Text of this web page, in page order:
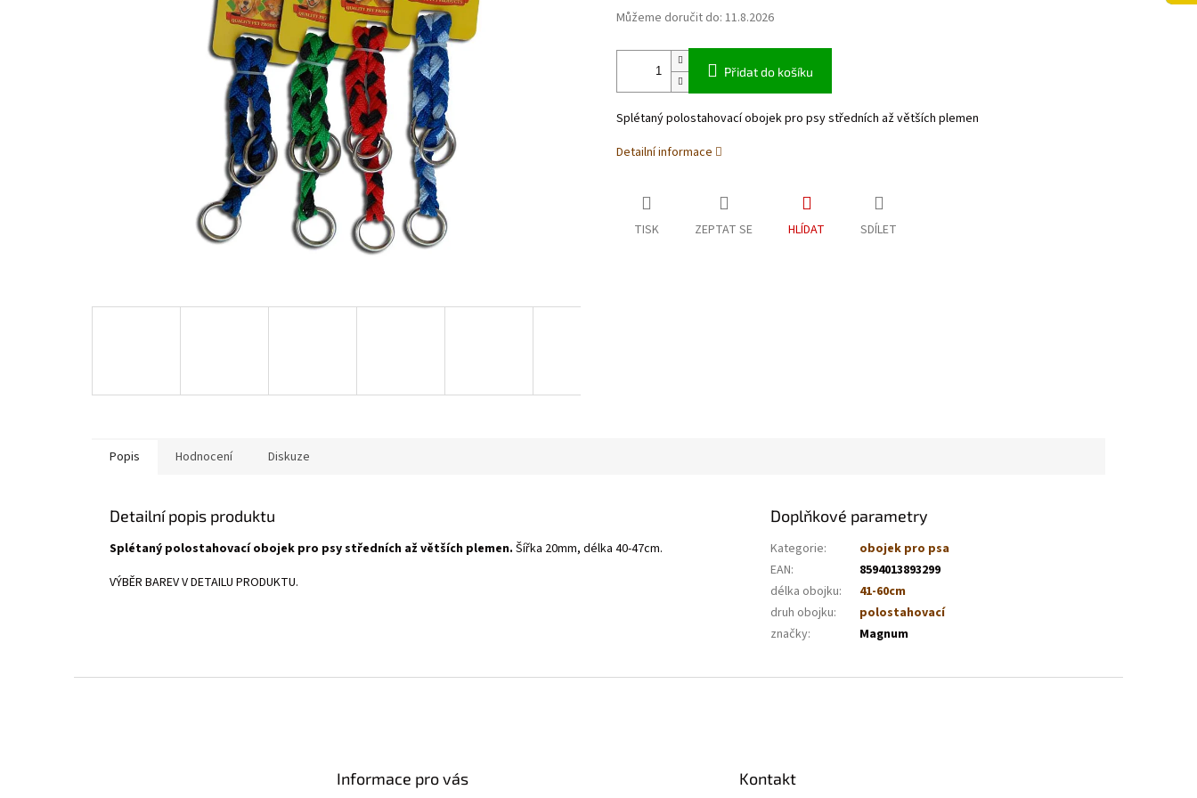
Můžeme doručit do: 11.8.2026
Přidat do košíku
Splétaný polostahovací obojek pro psy středních až větších plemen
Detailní informace
TISK ZEPTAT SE HLÍDAT SDÍLET
Popis Hodnocení Diskuze
Detailní popis produktu
Splétaný polostahovací obojek pro psy středních až větších plemen. Šířka 20mm, délka 40-47cm.
VÝBĚR BAREV V DETAILU PRODUKTU.
Doplňkové parametry
Kategorie:
obojek pro psa
EAN:
8594013893299
délka obojku:
41-60cm
druh obojku:
polostahovací
značky: Magnum
Informace pro vás Kontakt